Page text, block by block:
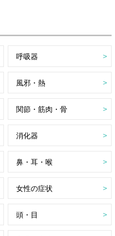
呼吸器
風邪・熱
関節・筋肉・骨
消化器
鼻・耳・喉
女性の症状
頭・目